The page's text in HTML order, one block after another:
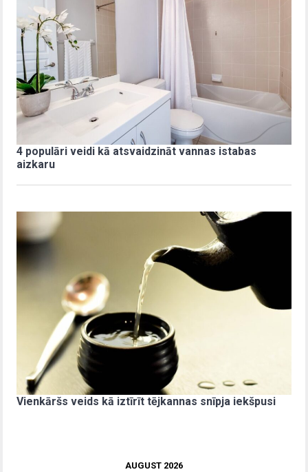
4 populāri veidi kā atsvaidzināt vannas istabas
aizkaru
Vienkāršs veids kā iztīrīt tējkannas snīpja iekšpusi
AUGUST 2026